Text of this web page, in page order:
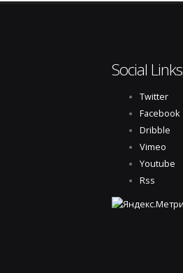
Social Links
Twitter
Facebook
Dribble
Vimeo
Youtube
Rss